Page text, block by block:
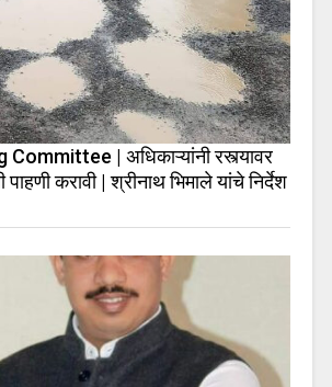
| अधिकाऱ्यांनी रस्त्यावर
करावी | श्रीनाथ भिमाले यांचे निर्देश